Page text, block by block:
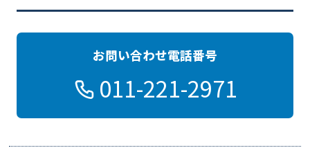
お問い合わせ電話番号
011-221-2971